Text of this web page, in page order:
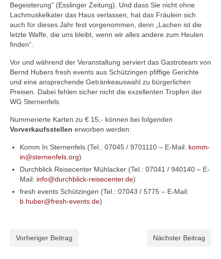
Begeisterung“ (Esslinger Zeitung). Und dass Sie nicht ohne
Lachmuskelkater das Haus verlassen, hat das Fräulein sich
auch für dieses Jahr fest vorgenommen, denn „Lachen ist die
letzte Waffe, die uns bleibt, wenn wir alles andere zum Heulen
finden“.
Vor und während der Veranstaltung serviert das Gastroteam von
Bernd Hubers fresh events aus Schützingen pfiffige Gerichte
und eine ansprechende Getränkeauswahl zu bürgerlichen
Preisen. Dabei fehlen sicher nicht die exzellenten Tropfen der
WG Sternenfels
Nummerierte Karten zu € 15,- können bei folgenden
Vorverkaufsstellen erworben werden:
Komm In Sternenfels (Tel.: 07045 / 9701110 – E-Mail: komm-
in@sternenfels.org)
Durchblick Reisecenter Mühlacker (Tel.: 07041 / 940140 – E-
Mail: info@durchblick-reisecenter.de)
fresh events Schützingen (Tel.: 07043 / 5775 – E-Mail:
b.huber@fresh-events.de)
Vorheriger Beitrag Nächster Beitrag